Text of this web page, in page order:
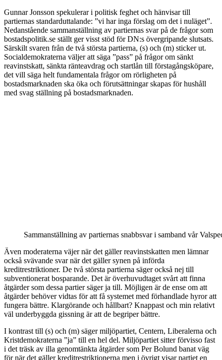
Gunnar Jonsson spekulerar i politisk feghet och hänvisar till
partiernas standarduttalande: ”vi har inga förslag om det i nuläget”.
Nedanstående sammanställning av partiernas svar på de frågor som
bostadspolitik.se ställt ger visst stöd för DN:s övergripande slutsats.
Särskilt svaren från de två största partierna, (s) och (m) sticker ut.
Socialdemokraterna väljer att säga ”pass” på frågor om sänkt
reavinstskatt, sänkta ränteavdrag och startlån till förstagångsköpare,
det vill säga helt fundamentala frågor om rörligheten på
bostadsmarknaden ska öka och förutsättningar skapas för hushåll
med svag ställning på bostadsmarknaden.
Sammanställning av partiernas snabbsvar i samband vår
Även moderaterna väjer när det gäller reavinstskatten men lämnar
också svävande svar när det gäller synen på införda
kreditrestriktioner. De två största partierna säger också nej till
subventionerat bosparande. Det är överhuvudtaget svårt att finna
åtgärder som dessa partier säger ja till. Möjligen är de ense om att
åtgärder behöver vidtas för att få systemet med förhandlade hyror att
fungera bättre. Klargörande och hållbart? Knappast och min relativt
väl underbyggda gissning är att de begriper bättre.
I kontrast till (s) och (m) säger miljöpartiet, Centern, Liberalerna och
Kristdemokraterna ”ja” till en hel del. Miljöpartiet sitter förvisso fast
i det träsk av illa genomtänkta åtgärder som Per Bolund banat väg
för när det gäller kreditrestriktionerna men i övrigt visar partiet en